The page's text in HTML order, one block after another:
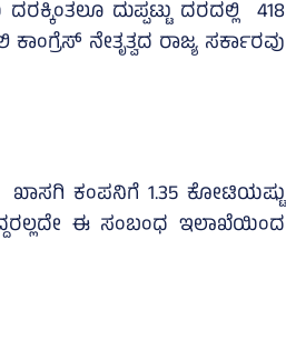
ದುಪ್ಪಟ್ಟು ದರದಲ್ಲಿ 418
ನೇತೃತ್ವದ ರಾಜ್ಯ ಸರ್ಕಾರವು
ಖಾಸಗಿ ಕಂಪನಿಗೆ 1.35 ಕೋಟಿಯಷ್ಟು
ಈ ಸಂಬಂಧ ಇಲಾಖೆಯಿಂದ